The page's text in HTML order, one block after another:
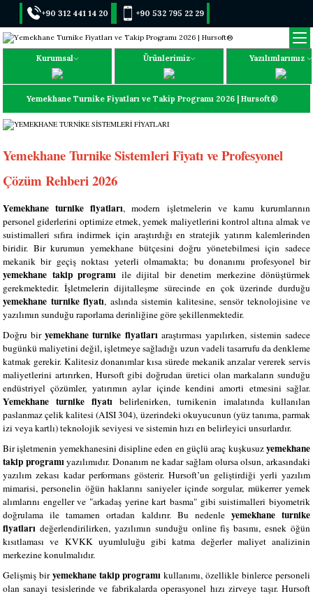
+90 312 441 14 20 +90 532 795 22 29
Kurumsal Ürünlerimiz Yazılımlarımız
Yemekhane Turnike Fiyatları ve Takip Programı 2026 | Hursoft®
Yemekhane Turnike Sistemleri Fiyatı ve Profesyonel
Çözüm Rehberi 2026
Yemekhane turnike fiyatları, modern işletmelerin ve kamu kurumlarının
personel giderlerini optimize etmek, yemek maliyetlerini kontrol altına almak ve
suistimalleri sıfıra indirmek için araştırdığı en stratejik yatırım kalemlerinden
biridir. Bir kurumun yemekhane bütçesini doğru yönetebilmesi için sadece
mekanik bir geçiş noktası yeterli olmamakta; bu donanımı profesyonel bir
yemekhane takip programı ile dijital bir denetim merkezine dönüştürmek
gerekmektedir. İşletmelerin dijitalleşme sürecinde en çok üzerinde durduğu
yemekhane turnike fiyatı, aslında sistemin kalitesine, sensör teknolojisine ve
yazılımın sunduğu raporlama derinliğine göre şekillenmektedir.
Doğru biryemekhane turnike fiyatlarıaraştırması yapılırken, sistemin sadece
bugünkü maliyetini değil, işletmeye sağladığı uzun vadeli tasarrufu da denkleme
katmak gerekir. Kalitesiz donanımlar kısa sürede mekanik arızalar vererek servis
maliyetlerini artırırken, Hursoft gibi doğrudan üretici olan markaların sunduğu
endüstriyel çözümler, yatırımın aylar içinde kendini amorti etmesini sağlar.
Yemekhane turnike fiyatıbelirlenirken, turnikenin imalatında kullanılan
paslanmaz çelik kalitesi (AISI 304), üzerindeki okuyucunun (yüz tanıma, parmak
izi veya kartlı) teknolojik seviyesi ve sistemin hızı en belirleyici unsurlardır.
Bir işletmenin yemekhanesini disipline eden en güçlü araç kuşkusuzyemekhane
takip programıyazılımıdır. Donanım ne kadar sağlam olursa olsun, arkasındaki
yazılım zekası kadar performans gösterir. Hursoft’un geliştirdiği yerli yazılım
mimarisi, personelin öğün haklarını saniyeler içinde sorgular, mükerrer yemek
alımlarını engeller ve "arkadaş yerine kart basma" gibi suistimalleri biyometrik
doğrulama ile tamamen ortadan kaldırır. Bu nedenle yemekhane turnike
fiyatları değerlendirilirken, yazılımın sunduğu online fiş basımı, esnek öğün
kısıtlaması ve KVKK uyumluluğu gibi katma değerler maliyet analizinin
merkezine konulmalıdır.
Gelişmiş biryemekhane takip programı kullanımı, özellikle binlerce personeli
olan sanayi tesislerinde ve fabrikalarda operasyonel hızı zirveye taşır. Hursoft